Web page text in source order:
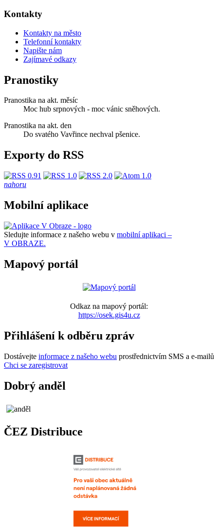
Kontakty
Kontakty na město
Telefonní kontakty
Napište nám
Zajímavé odkazy
Pranostiky
Pranostika na akt. měsíc
Moc hub srpnových - moc vánic sněhových.
Pranostika na akt. den
Do svatého Vavřince nechval pšenice.
Exporty do RSS
nahoru
Mobilní aplikace
Sledujte informace z našeho webu v mobilní aplikaci –
V OBRAZE.
Mapový portál
Odkaz na mapový portál:
https://osek.gis4u.cz
Přihlášení k odběru zpráv
Dostávejte informace z našeho webu prostřednictvím SMS a e-mailů
Chci se zaregistrovat
Dobrý anděl
ČEZ Distribuce